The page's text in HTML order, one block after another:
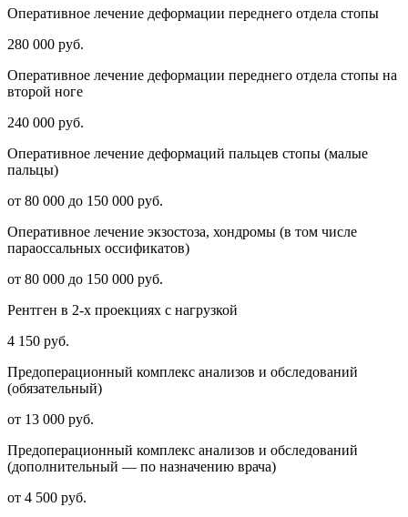
Оперативное лечение деформации переднего отдела стопы
280 000 руб.
Оперативное лечение деформации переднего отдела стопы на
второй ноге
240 000 руб.
Оперативное лечение деформаций пальцев стопы (малые
пальцы)
от 80 000 до 150 000 руб.
Оперативное лечение экзостоза, хондромы (в том числе
параоссальных оссификатов)
от 80 000 до 150 000 руб.
Рентген в 2-х проекциях с нагрузкой
4 150 руб.
Предоперационный комплекс анализов и обследований
(обязательный)
от 13 000 руб.
Предоперационный комплекс анализов и обследований
(дополнительный — по назначению врача)
от 4 500 руб.